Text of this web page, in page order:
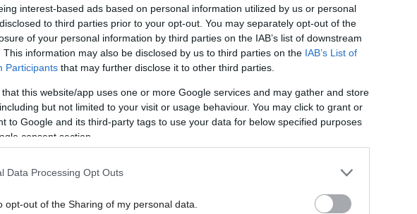
interest-based ads based on personal information utilized by us or personal
to third parties prior to your opt-out. You may separately opt-out of the
of your personal information by third parties on the IAB’s list of downstream
This information may also be disclosed by us to third parties on the IAB’s List of
Participants that may further disclose it to other third parties.
that this website/app uses one or more Google services and may gather and store
but not limited to your visit or usage behaviour. You may click to grant or
to Google and its third-party tags to use your data for below specified purposes
consent section.
Data Processing Opt Outs
opt-out of the Sharing of my personal data.
v 90.rokoch minulého storočia. Dnes
do opráv, pretože na strechách
spádových plôch a použité materiály zle
k presakovaniu vody do obytných
obnoviť pomocou povlakovacej
povlakovanie sa používajú asfaltové
používané technológie na oveľa vyššej
atraktívnymi a tešia sa čoraz väčšej
Re: Toto je
a môže vás
pred hnitím a
clovek by cakal ze
naparovane aby sa